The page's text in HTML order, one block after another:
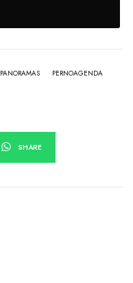
PANORAMAS
PERNOAGENDA
SHARE